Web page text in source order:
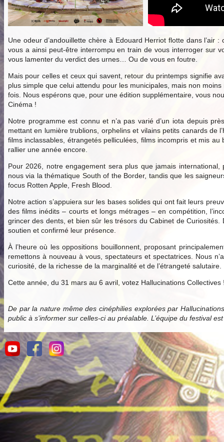
Une odeur d’andouillette chère à Edouard Herriot flotte dans
vous a ainsi peut-être interrompu en train de vous interroger sur
vous lamenter du verdict des urnes… Ou de vous en foutre.
Mais pour celles et ceux qui savent, retour du printemps signifie
plus simple que celui attendu pour les municipales, mais non
fois. Nous espérons que, pour une édition supplémentaire, vous
Cinéma !
Notre programme est connu et n’a pas varié d’un iota depuis
mettant en lumière trublions, orphelins et vilains petits canards de
films inclassables, étrangetés pelliculées, films incompris et mis
rallier une année encore.
Pour 2026, notre engagement sera plus que jamais
nous via la thématique South of the Border, tandis que les
focus Rotten Apple, Fresh Blood.
Notre action s’appuiera sur les bases solides qui ont fait leurs
des films inédits – courts et longs métrages – en compétition,
grincer des dents, et bien sûr les trésors du Cabinet de
soutien et confirmé leur présence.
À l’heure où les oppositions bouillonnent, proposant
remettons à nouveau à vous, spectateurs et spectatrices. Nous
curiosité, de la richesse de la marginalité et de l’étrangeté salutaire.
Cette année, du 31 mars au 6 avril, votez Hallucinations Collectives
De par la nature même des cinéphilies explorées par
public à s’informer sur celles-ci au préalable. L’équipe du festival